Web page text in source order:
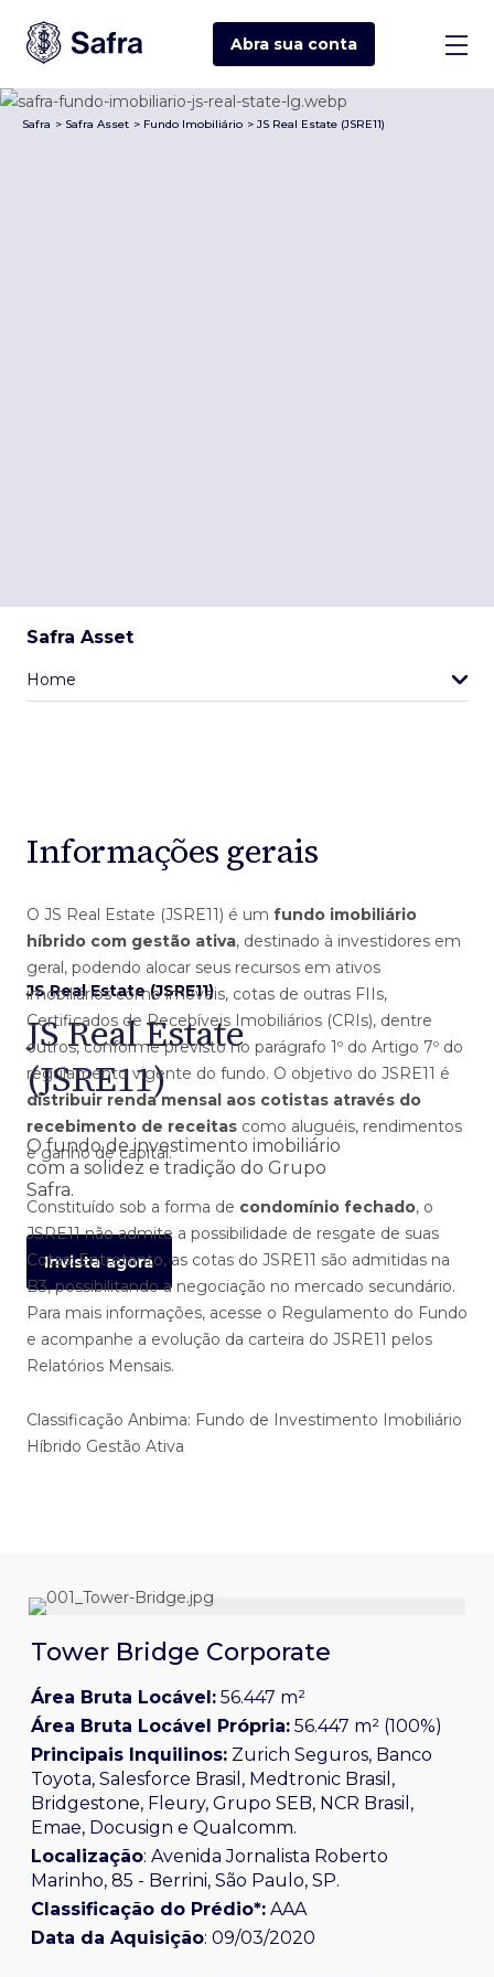
Abra sua conta
Safra > Safra Asset > Fundo Imobiliário > JS Real Estate (JSRE11)
JS Real Estate (JSRE11)
JS Real Estate
(JSRE11)
O fundo de investimento imobiliário
com a solidez e tradição do Grupo
Safra.
Invista agora
Safra Asset
Home
Informações gerais
O JS Real Estate (JSRE11) é um fundo imobiliário
híbrido com gestão ativa, destinado à investidores em
geral, podendo alocar seus recursos em ativos
imobiliários como imóveis, cotas de outras FIIs,
Certificados de Recebíveis Imobiliários (CRIs), dentre
outros, conforme previsto no parágrafo 1º do Artigo 7º do
regulamento vigente do fundo. O objetivo do JSRE11 é
distribuir renda mensal aos cotistas através do
recebimento de receitas como aluguéis, rendimentos
e ganho de capital.
Constituído sob a forma de condomínio fechado, o
JSRE11 não admite a possibilidade de resgate de suas
Cotas. Entretanto, as cotas do JSRE11 são admitidas na
B3, possibilitando a negociação no mercado secundário.
Para mais informações, acesse o Regulamento do Fundo
e acompanhe a evolução da carteira do JSRE11 pelos
Relatórios Mensais.
Classificação Anbima: Fundo de Investimento Imobiliário
Híbrido Gestão Ativa
Tower Bridge Corporate
Área Bruta Locável: 56.447 m²
Área Bruta Locável Própria: 56.447 m² (100%)
Principais Inquilinos: Zurich Seguros, Banco
Toyota, Salesforce Brasil, Medtronic Brasil,
Bridgestone, Fleury, Grupo SEB, NCR Brasil,
Emae, Docusign e Qualcomm.
Localização: Avenida Jornalista Roberto
Marinho, 85 - Berrini, São Paulo, SP.
Classificação do Prédio*: AAA
Data da Aquisição: 09/03/2020